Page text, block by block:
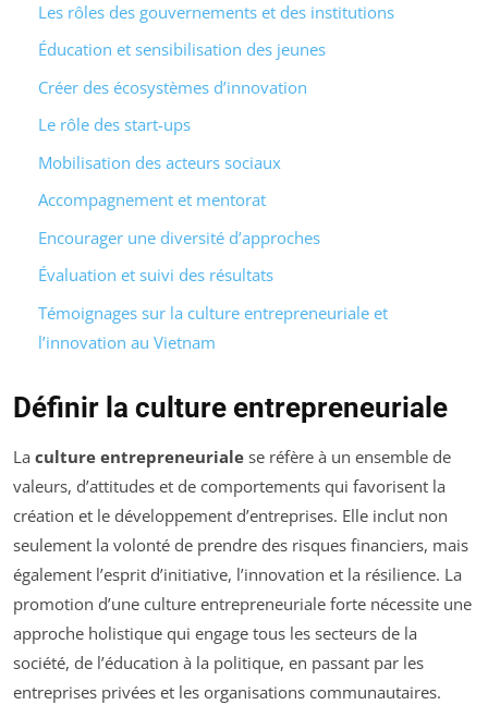
Les rôles des gouvernements et des institutions
Éducation et sensibilisation des jeunes
Créer des écosystèmes d’innovation
Le rôle des start-ups
Mobilisation des acteurs sociaux
Accompagnement et mentorat
Encourager une diversité d’approches
Évaluation et suivi des résultats
Témoignages sur la culture entrepreneuriale et
l’innovation au Vietnam
Définir la culture entrepreneuriale
La culture entrepreneuriale se réfère à un ensemble de
valeurs, d’attitudes et de comportements qui favorisent la
création et le développement d’entreprises. Elle inclut non
seulement la volonté de prendre des risques financiers, mais
également l’esprit d’initiative, l’innovation et la résilience. La
promotion d’une culture entrepreneuriale forte nécessite une
approche holistique qui engage tous les secteurs de la
société, de l’éducation à la politique, en passant par les
entreprises privées et les organisations communautaires.